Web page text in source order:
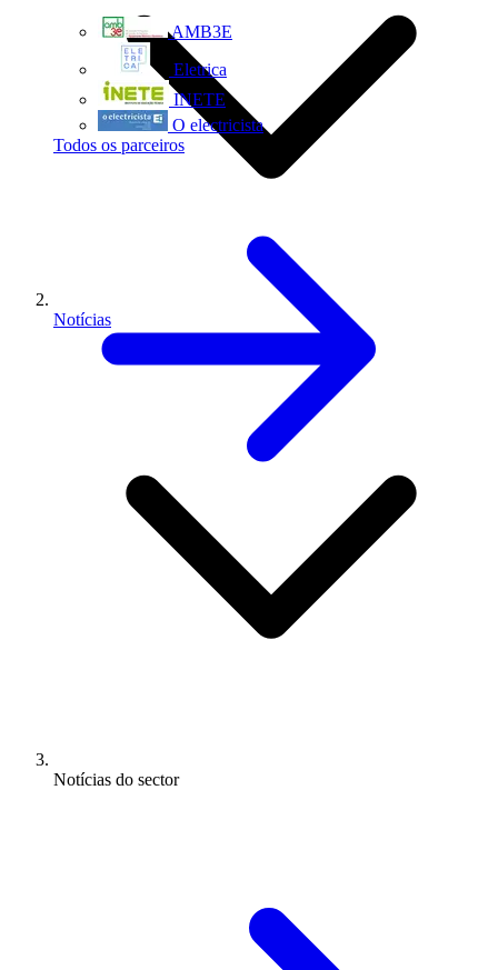
AMB3E
Eletrica
INETE
O electricista
Todos os parceiros
Notícias
Notícias do sector